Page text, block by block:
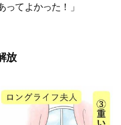
ってよかった！」
放